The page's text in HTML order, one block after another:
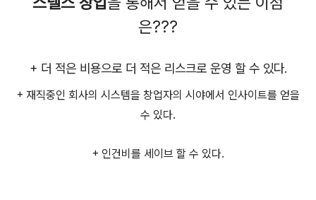
은???
+ 더 적은 비용으로 더 적은 리스크로 운영 할 수 있다.
+ 재직중인 회사의 시스템을 창업자의 시야에서 인사이트를 얻을
수 있다.
+ 인건비를 세이브 할 수 있다.